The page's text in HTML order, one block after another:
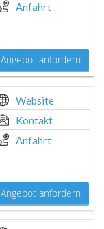
Anfahrt
Angebot anfordern
Website
Kontakt
Anfahrt
Angebot anfordern